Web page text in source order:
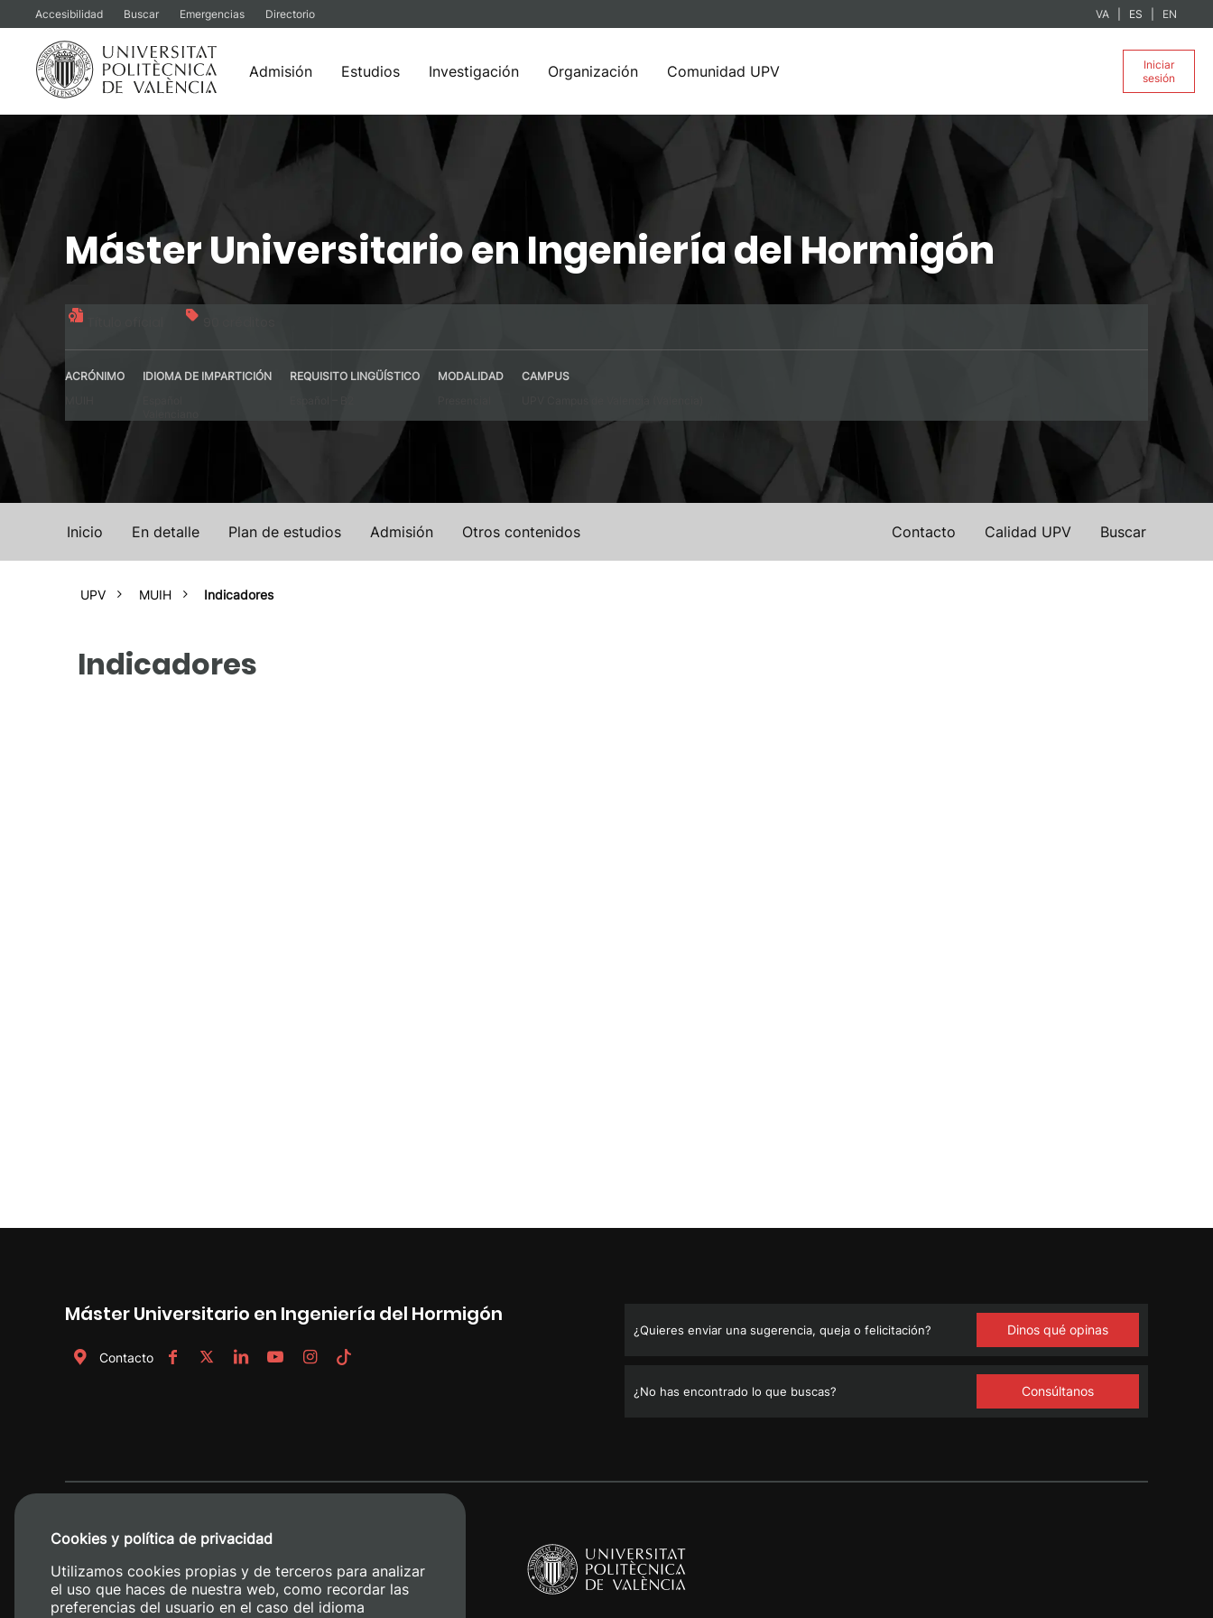
Accesibilidad Buscar Emergencias Directorio VA ES EN
Admisión Estudios Investigación Organización Comunidad UPV
Iniciar
sesión
contenido
Máster Universitario en Ingeniería del Hormigón
ACRÓNIMO
IDIOMA DE IMPARTICIÓN
REQUISITO LINGÜÍSTICO
MODALIDAD
CAMPUS
Inicio En detalle Plan de estudios Admisión Otros contenidos Buscar
Calidad UPV
Contacto
UPV MUIH Indicadores
Indicadores
Máster Universitario en Ingeniería del Hormigón
Contacto
¿Quieres enviar una sugerencia, queja o felicitación? Dinos qué opinas
¿No has encontrado lo que buscas? Consúltanos
Cookies y política de privacidad
Utilizamos cookies propias y de terceros para analizar
el uso que haces de nuestra web, como recordar las
preferencias del usuario en el caso del idioma